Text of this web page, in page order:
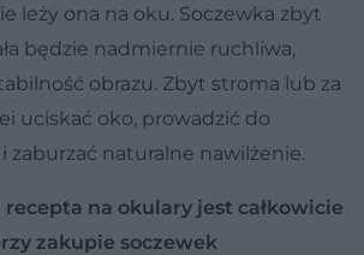
leży ona na oku. Soczewka zbyt
będzie nadmiernie ruchliwa,
obrazu. Zbyt stroma lub za
uciskać oko, prowadzić do
zaburzać naturalne nawilżenie.
recepta na okulary jest całkowicie
zakupie soczewek